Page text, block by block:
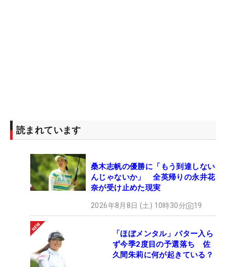
読まれています
桑木志帆の優勝に「もう到達しない
んじゃないか」 全英帰りの永井花
奈が受け止めた現実
2026年8月8日 (土) 10時30分 19
「ほぼメンタル」パター入ら
ず今季2度目の予選落ち 佐
久間朱莉に何が起きている？